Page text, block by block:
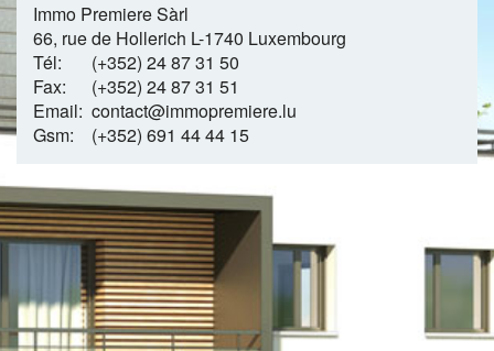
Immo Premiere Sàrl
66, rue de Hollerich L-1740 Luxembourg
Tél:
(+352) 24 87 31 50
Fax:
(+352) 24 87 31 51
Email: contact@immopremiere.lu
Gsm:
(+352) 691 44 44 15